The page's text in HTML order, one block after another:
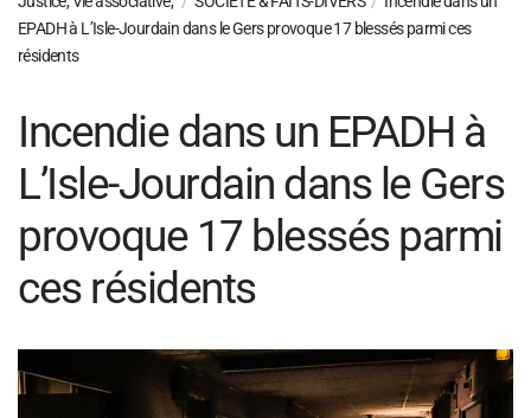
EPADH à L’Isle-Jourdain dans le Gers provoque 17 blessés parmi ces
résidents
Incendie dans un EPADH à
L’Isle-Jourdain dans le Gers
provoque 17 blessés parmi
ces résidents